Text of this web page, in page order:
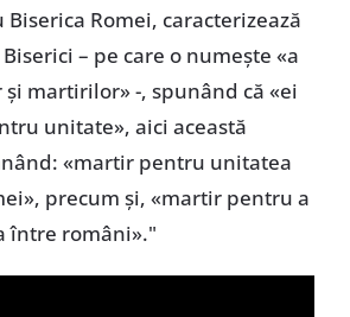
Biserica Romei, caracterizează
– pe care o numește «a
martirilor» -, spunând că «ei
unitate», aici această
«martir pentru unitatea
precum și, «martir pentru a
între români»."